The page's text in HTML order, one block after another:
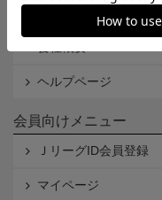
ヘルプページ
会員向けメニュー
ＪリーグID会員登録
マイページ